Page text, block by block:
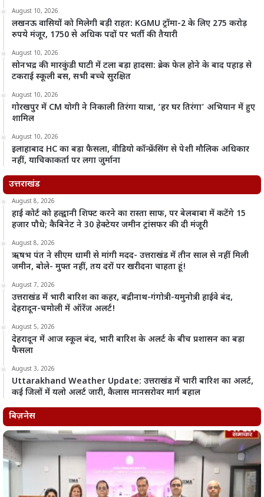
August 10, 2026
लखनऊ वासियों को मिलेगी बड़ी राहत: KGMU ट्रॉमा-2 के लिए 275 करोड़
रुपये मंजूर, 1750 से अधिक पदों पर भर्ती की तैयारी
August 10, 2026
सोनभद्र की मारकुंडी घाटी में टला बड़ा हादसा: ब्रेक फेल होने के बाद पहाड़ से
टकराई स्कूली बस, सभी बच्चे सुरक्षित
August 10, 2026
गोरखपुर में CM योगी ने निकाली तिरंगा यात्रा, ‘हर घर तिरंगा’ अभियान में हुए
शामिल
August 10, 2026
इलाहाबाद HC का बड़ा फैसला, वीडियो कॉन्फ्रेंसिंग से पेशी मौलिक अधिकार
नहीं, याचिकाकर्ता पर लगा जुर्माना
उत्तराखंड
August 8, 2026
हाई कोर्ट को हल्द्वानी शिफ्ट करने का रास्ता साफ, पर बेलबाबा में कटेंगे 15
हजार पौधे; कैबिनेट ने 30 हेक्टेयर जमीन ट्रांसफर की दी मंजूरी
August 8, 2026
ऋषभ पंत ने सीएम धामी से मांगी मदद- उत्तराखंड में तीन साल से नहीं मिली
जमीन, बोले- मुफ्त नहीं, तय दरों पर खरीदना चाहता हूं!
August 7, 2026
उत्तराखंड में भारी बारिश का कहर, बद्रीनाथ-गंगोत्री-यमुनोत्री हाईवे बंद,
देहरादून-चमोली में ऑरेंज अलर्ट!
August 5, 2026
देहरादून में आज स्कूल बंद, भारी बारिश के अलर्ट के बीच प्रशासन का बड़ा
फैसला
August 3, 2026
Uttarakhand Weather Update: उत्तराखंड में भारी बारिश का अलर्ट,
कई जिलों में यलो अलर्ट जारी, कैलास मानसरोवर मार्ग बहाल
बिज़नेस